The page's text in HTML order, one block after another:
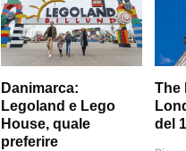
Danimarca:
Legoland e Lego
House, quale
preferire
The
del